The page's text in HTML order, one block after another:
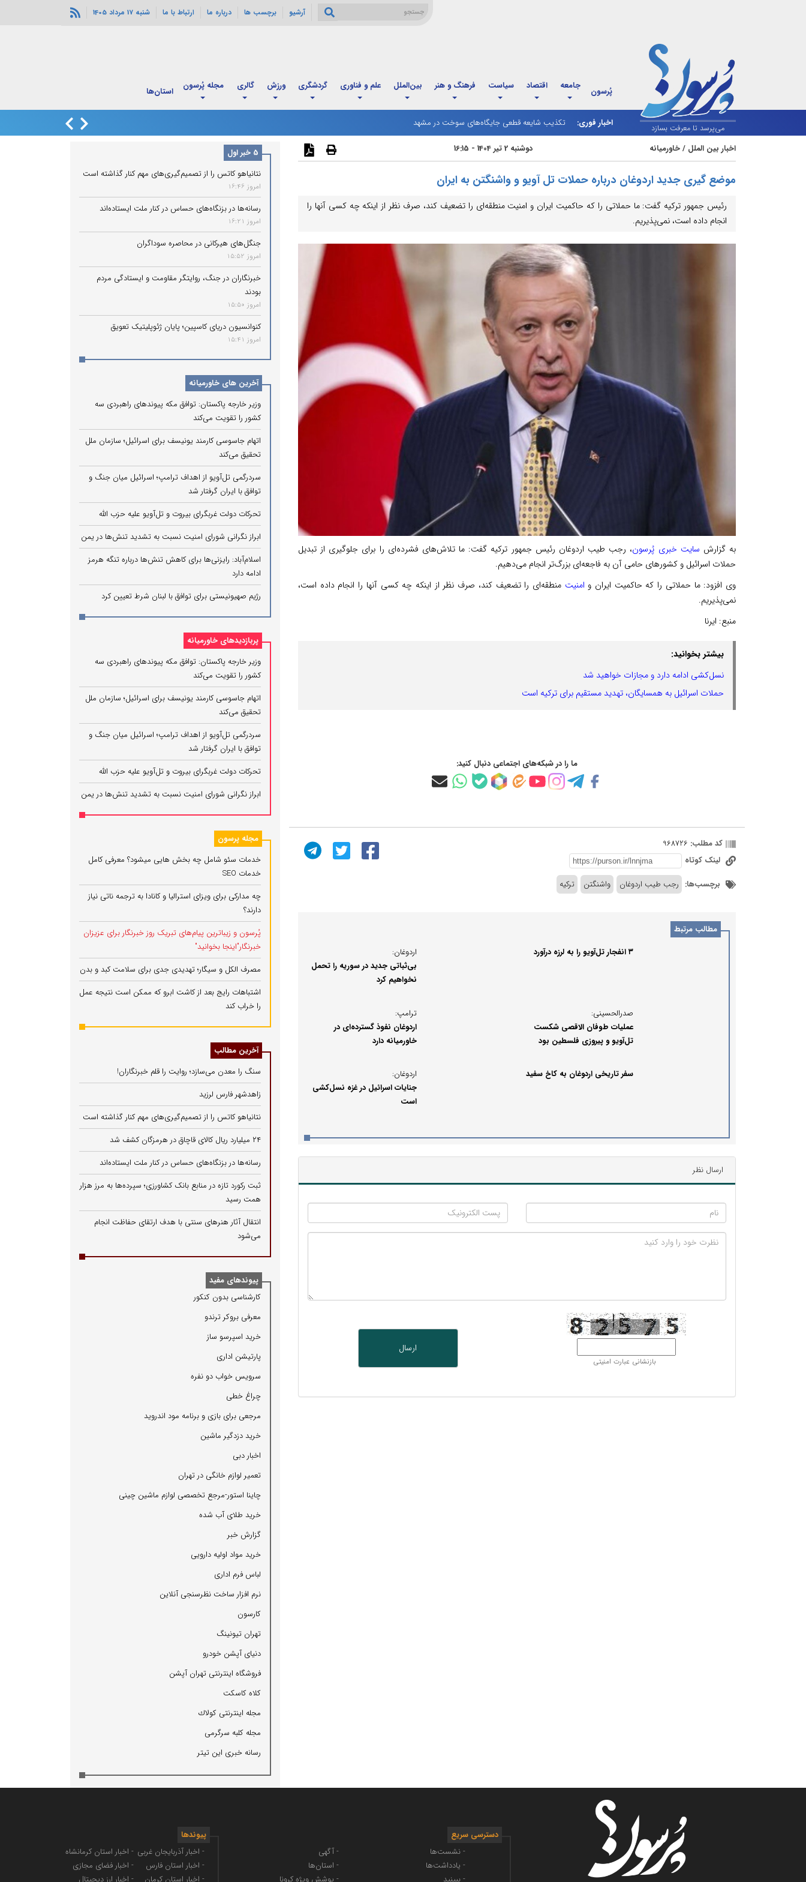
آرشیو برچسب ها درباره ما ارتباط با ما شنبه 17 مرداد 1405
می‌پرسد تا معرفت بسازد
پُرسون جامعه اقتصاد سیاست فرهنگ و هنر بین‌الملل علم و فناوری گردشگری ورزش گالری مجله پُرسون استان‌ها
اخبار فوری:
تکذیب شایعه قطعی جایگاه‌های سوخت در مشهد
بازار نفت صعودی شد
اخبار بین الملل /خاورمیانه دوشنبه 2 تیر 1404 - 16:15
موضع گیری جدید اردوغان درباره حملات تل آویو و واشنگتن به ایران
رئیس جمهور ترکیه گفت: ما حملاتی را که حاکمیت ایران و امنیت منطقه‌ای را تضعیف کند، صرف نظر از اینکه چه کسی آنها را
انجام داده است، نمی‌پذیریم.
به گزارش سایت خبری پُرسون، رجب طیب اردوغان رئیس جمهور ترکیه گفت: ما تلاش‌های فشرده‌ای را برای جلوگیری از تبدیل
حملات اسرائیل و کشورهای حامی آن به فاجعه‌ای بزرگ‌تر انجام می‌دهیم.
وی افزود: ما حملاتی را که حاکمیت ایران و امنیت منطقه‌ای را تضعیف کند، صرف نظر از اینکه چه کسی آنها را انجام داده است،
نمی‌پذیریم.
منبع: ایرنا
بیشتر بخوانید:
نسل‌کشی ادامه دارد و مجازات خواهید شد
حملات اسرائیل به همسایگان، تهدید مستقیم برای ترکیه است
ما را در شبکه‌های اجتماعی دنبال کنید:
کد مطلب: 968726
لینک کوتاه
برچسب‌ها: رجب طیب اردوغان واشنگتن ترکیه
مطالب مرتبط
۳ انفجار تل‌آویو را به لرزه درآورد
اردوغان:
بی‌ثباتی جدید در سوریه را تحمل
نخواهیم کرد
صدرالحسینی:
عملیات طوفان الاقصی شکست
تل‌آویو و پیروزی فلسطین بود
ترامپ:
اردوغان نفوذ گسترده‌ای در
خاورمیانه دارد
سفر تاریخی اردوغان به کاخ سفید
اردوغان:
جنایات اسرائیل در غزه نسل‌کشی
است
ارسال نظر
بازنشانی عبارت امنیتی
5 خبر اول
نتانیاهو کاتس را از تصمیم‌گیری‌های مهم کنار گذاشته است
امروز 16:46
رسانه‌ها در بزنگاه‌های حساس در کنار ملت ایستاده‌اند
امروز 16:21
جنگل‌های هیرکانی در محاصره سوداگران
امروز 15:52
خبرنگاران در جنگ، روایتگر مقاومت و ایستادگی مردم
بودند
امروز 15:50
کنوانسیون دریای کاسپین؛ پایان ژئوپلیتیک تعویق
امروز 15:41
آخرین های خاورمیانه
وزیر خارجه پاکستان: توافق مکه پیوندهای راهبردی سه
کشور را تقویت می‌کند
اتهام جاسوسی کارمند یونیسف برای اسرائیل؛ سازمان ملل
تحقیق می‌کند
سردرگمی تل‌آویو از اهداف ترامپ؛ اسرائیل میان جنگ و
توافق با ایران گرفتار شد
تحرکات دولت غربگرای بیروت و تل‌آویو علیه حزب الله
ابراز نگرانی شورای امنیت نسبت به تشدید تنش‌ها در یمن
اسلام‌آباد: رایزنی‌ها برای کاهش تنش‌ها درباره تنگه هرمز
ادامه دارد
رژیم صهیونیستی برای توافق با لبنان شرط تعیین کرد
پربازدیدهای خاورمیانه
وزیر خارجه پاکستان: توافق مکه پیوندهای راهبردی سه
کشور را تقویت می‌کند
اتهام جاسوسی کارمند یونیسف برای اسرائیل؛ سازمان ملل
تحقیق می‌کند
سردرگمی تل‌آویو از اهداف ترامپ؛ اسرائیل میان جنگ و
توافق با ایران گرفتار شد
تحرکات دولت غربگرای بیروت و تل‌آویو علیه حزب الله
ابراز نگرانی شورای امنیت نسبت به تشدید تنش‌ها در یمن
مجله پرسون
خدمات سئو شامل چه بخش هایی میشود؟ معرفی کامل
خدمات SEO
چه مدارکی برای ویزای استرالیا و کانادا به ترجمه ناتی نیاز
دارند؟
پُرسون و زیباترین پیام‌های تبریک روز خبرنگار برای عزیزان
خبرنگار"اینجا بخوانید"
مصرف الکل و سیگار؛ تهدیدی جدی برای سلامت کبد و بدن
اشتباهات رایج بعد از کاشت ابرو که ممکن است نتیجه عمل
را خراب کند
آخرین مطالب
سنگ را معدن می‌سازد؛ روایت را قلم خبرنگاران!
زاهدشهر فارس لرزید
نتانیاهو کاتس را از تصمیم‌گیری‌های مهم کنار گذاشته است
۲۴ میلیارد ریال کالای قاچاق در هرمزگان کشف شد
رسانه‌ها در بزنگاه‌های حساس در کنار ملت ایستاده‌اند
ثبت رکورد تازه در منابع بانک کشاورزی؛ سپرده‌ها به مرز هزار
همت رسید
انتقال آثار هنرهای سنتی با هدف ارتقای حفاظت انجام
می‌شود
پیوندهای مفید
كارشناسی بدون كنكور
معرفی بروكر ترندو
خرید اسپرسو ساز
پارتیشن اداری
سرویس خواب دو نفره
چراغ خطی
مرجعی برای بازی و برنامه مود اندروید
خرید دزدگیر ماشین
اخبار دبی
تعمیر لوازم خانگی در تهران
چاینا استور-مرجع تخصصی لوازم ماشین چینی
خرید طلای آب شده
گزارش خبر
خرید مواد اولیه دارویی
لباس فرم اداری
نرم افزار ساخت نظرسنجی آنلاین
كارسون
تهران تیونینگ
دنیای آپشن خودرو
فروشگاه اینترنتی تهران آپشن
كلاه كاسكت
مجله اینترنتی كولاك
مجله كلبه سرگرمی
رسانه خبری این تیتر
دسترسی سریع
- نشست‌ها
- یادداشت‌ها
- ببینید
- آگهی
- استان‌ها
- پوشش ویژه کرونا
پیوندها
- اخبار آذربایجان غربی
- اخبار استان فارس
- اخبار استان کرمان
- اخبار استان کرمانشاه
- اخبار فضای مجازی
- اخبار ارز دیجیتال